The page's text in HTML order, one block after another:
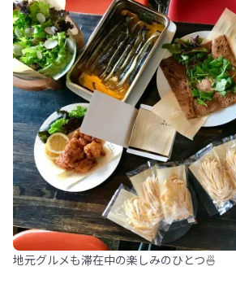
地元グルメも滞在中の楽しみのひとつ🍜